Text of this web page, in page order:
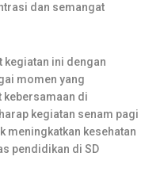
dan semangat
kegiatan ini dengan
momen yang
kebersamaan di
kegiatan senam pagi
meningkatkan kesehatan
pendidikan di SD